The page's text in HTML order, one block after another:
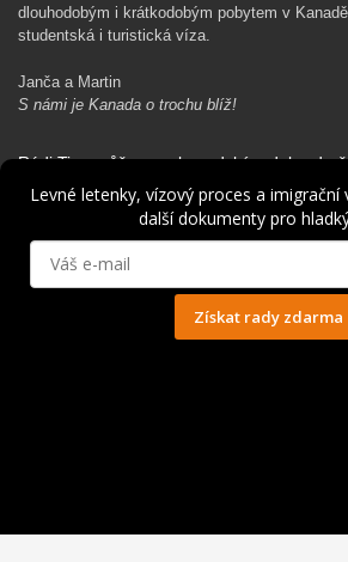
dlouhodobým i krátkodobým pobytem v
studentská i turistická víza.
Janča a Martin
S námi je Kanada o trochu blíž!
Rádi Ti pomůžeme s kanadským
Levné letenky, vízový proces a imigrační
další dokumenty pro
Získat rady zdarma